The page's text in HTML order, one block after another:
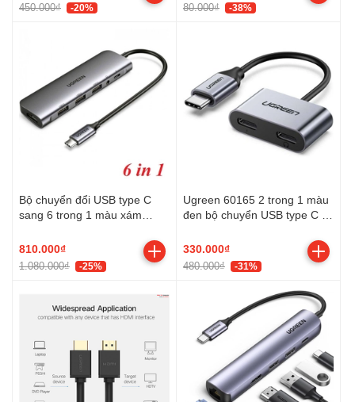
450.000₫ -20% 80.000₫ -38%
Bộ chuyển đổi USB type C
sang 6 trong 1 màu xám
AUX 3.5mm support Mic +
HDMI 4K 30hz + 3 * USB 3.0
810.000₫
1.080.000₫ -25%
Ugreen 60165 2 trong 1 màu
đen bộ chuyển USB type C ra
trợ PD
330.000₫
480.000₫ -31%